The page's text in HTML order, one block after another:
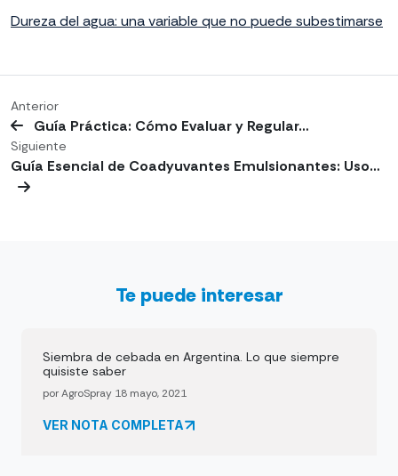
Dureza del agua: una variable que no puede subestimarse
Anterior
Guía Práctica: Cómo Evaluar y Regular…
Siguiente
Guía Esencial de Coadyuvantes Emulsionantes: Uso…
Te puede interesar
Siembra de cebada en Argentina. Lo que siempre
quisiste saber
por AgroSpray 18 mayo, 2021
VER NOTA COMPLETA